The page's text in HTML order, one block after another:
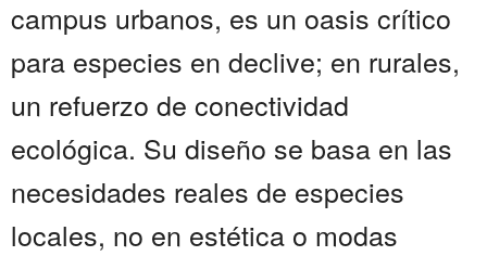
campus urbanos, es un oasis crítico
para especies en declive; en rurales,
un refuerzo de conectividad
ecológica. Su diseño se basa en las
necesidades reales de especies
locales, no en estética o modas